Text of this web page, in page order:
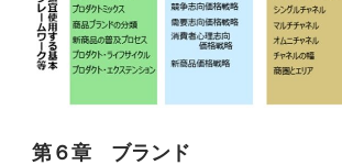
第６章 ブランド